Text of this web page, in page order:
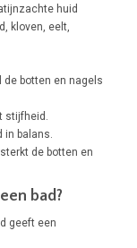
huid
kloven, eelt,
botten en nagels
stijfheid.
in balans.
de botten en
bad?
geeft een